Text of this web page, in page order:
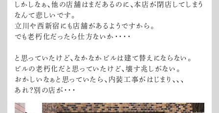
しかしなぁ、他の店舗はまだあるのに、本店が閉店してしまう
なんて悲しいです。
立川や西新宿にも店舗があるようですから。
でも老朽化だったら仕方ないか・・・・
と思っていたけど、なかなかビルは建て替えにならない。
ビルの老朽化だと思っていたけど、壊す兆しがない。
おかしいなぁと思っていたら、内装工事がはじまり、、、
あれ？別の店が・・・